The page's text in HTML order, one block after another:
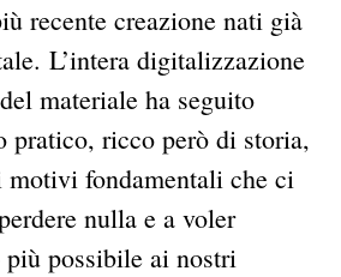
recente creazione nati già
L’intera digitalizzazione
materiale ha seguito
pratico, ricco però di storia,
motivi fondamentali che ci
nulla e a voler
possibile ai nostri